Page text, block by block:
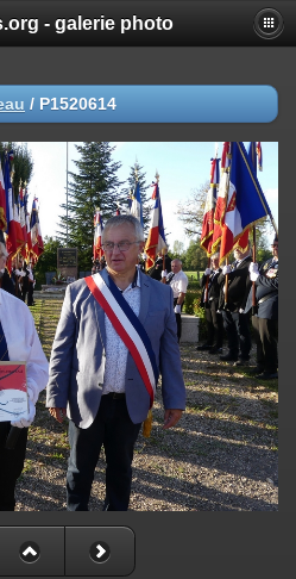
- galerie photo
/ P1520614